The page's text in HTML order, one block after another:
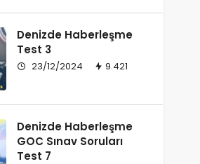
Denizde Haberleşme
Test 3
23/12/2024 9.421
Denizde Haberleşme
GOC Sınav Soruları
Test 7